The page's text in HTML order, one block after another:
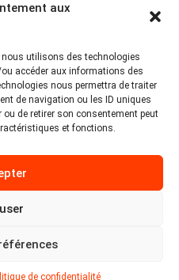
aux
nous utilisons des technologies
accéder aux informations des
nous permettra de traiter
de navigation ou les ID uniques
de retirer son consentement peut
et fonctions.
de confidentialité
de Belle-Île - 56400